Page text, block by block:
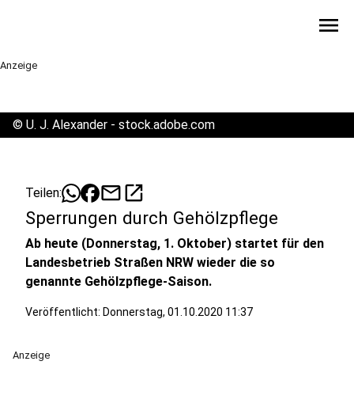
menu
Anzeige
© U. J. Alexander - stock.adobe.com
Teilen: mailopen_in_new
Sperrungen durch Gehölzpflege
Ab heute (Donnerstag, 1. Oktober) startet für den
Landesbetrieb Straßen NRW wieder die so
genannte Gehölzpflege-Saison.
Veröffentlicht: Donnerstag, 01.10.2020 11:37
Anzeige